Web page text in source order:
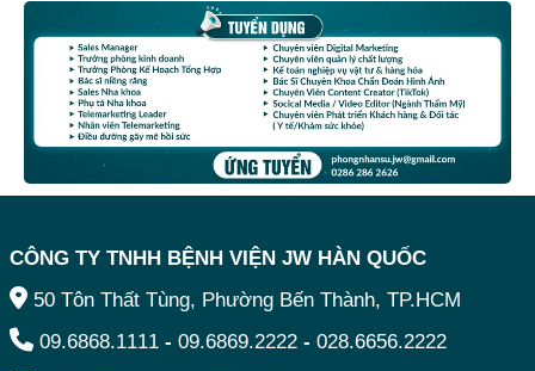
CÔNG TY TNHH BỆNH VIỆN JW HÀN QUỐC
50 Tôn Thất Tùng, Phường Bến Thành, TP.HCM
09.6868.1111 - 09.6869.2222 - 028.6656.2222